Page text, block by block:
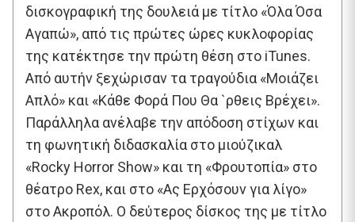
δισκογραφική της δουλειά με τίτλο «Όλα Όσα
Αγαπώ», από τις πρώτες ώρες κυκλοφορίας
της κατέκτησε την πρώτη θέση στο iTunes.
Από αυτήν ξεχώρισαν τα τραγούδια «Μοιάζει
Απλό» και «Κάθε Φορά Που Θα `ρθεις Βρέχει».
Παράλληλα ανέλαβε την απόδοση στίχων και
τη φωνητική διδασκαλία στο μιούζικαλ
«Rocky Horror Show» και τη «Φρουτοπία» στο
θέατρο Rex, και στο «Ας Ερχόσουν για λίγο»
στο Ακροπόλ. Ο δεύτερος δίσκος της με τίτλο